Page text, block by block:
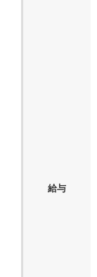
給与